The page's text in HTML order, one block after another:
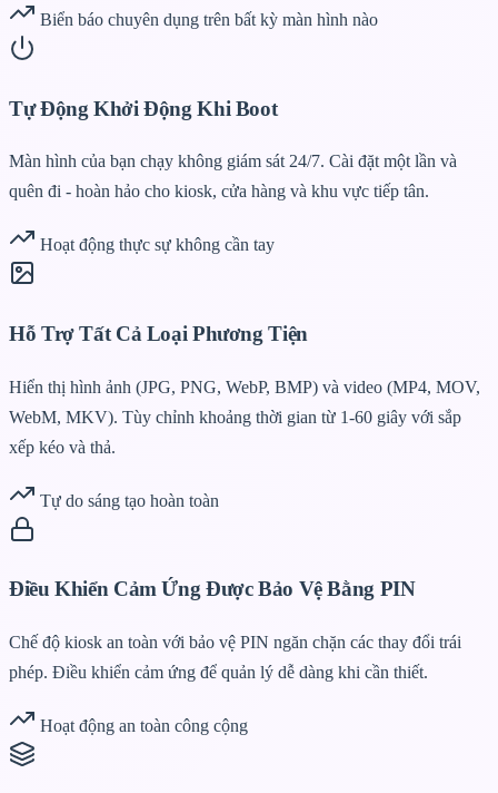
Biển báo chuyên dụng trên bất kỳ màn hình nào
Tự Động Khởi Động Khi Boot
Màn hình của bạn chạy không giám sát 24/7. Cài đặt một lần và
quên đi - hoàn hảo cho kiosk, cửa hàng và khu vực tiếp tân.
Hoạt động thực sự không cần tay
Hỗ Trợ Tất Cả Loại Phương Tiện
Hiển thị hình ảnh (JPG, PNG, WebP, BMP) và video (MP4, MOV,
WebM, MKV). Tùy chỉnh khoảng thời gian từ 1-60 giây với sắp
xếp kéo và thả.
Tự do sáng tạo hoàn toàn
Điều Khiển Cảm Ứng Được Bảo Vệ Bằng PIN
Chế độ kiosk an toàn với bảo vệ PIN ngăn chặn các thay đổi trái
phép. Điều khiển cảm ứng để quản lý dễ dàng khi cần thiết.
Hoạt động an toàn công cộng